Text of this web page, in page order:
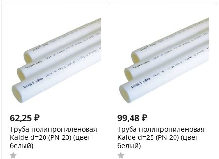
62,25 ₽
Труба полипропиленовая
Kalde d=20 (PN 20) (цвет
белый)
99,48 ₽
Труба полипропиленовая
Kalde d=25 (PN 20) (цвет
белый)